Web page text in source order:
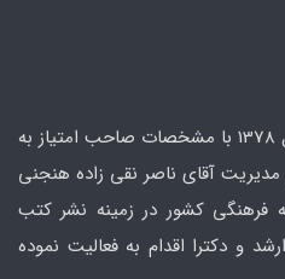
انتشارات کتابخانه فرهنگ در سال 1378 با مشخصات صاحب امتیاز به
آقای ناصر نقی زاده هنجنی
کشور در زمینه نشر کتب
و دکترا اقدام به فعالیت نموده